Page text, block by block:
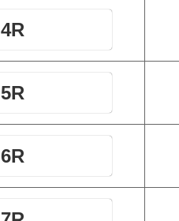
4R
5R
6R